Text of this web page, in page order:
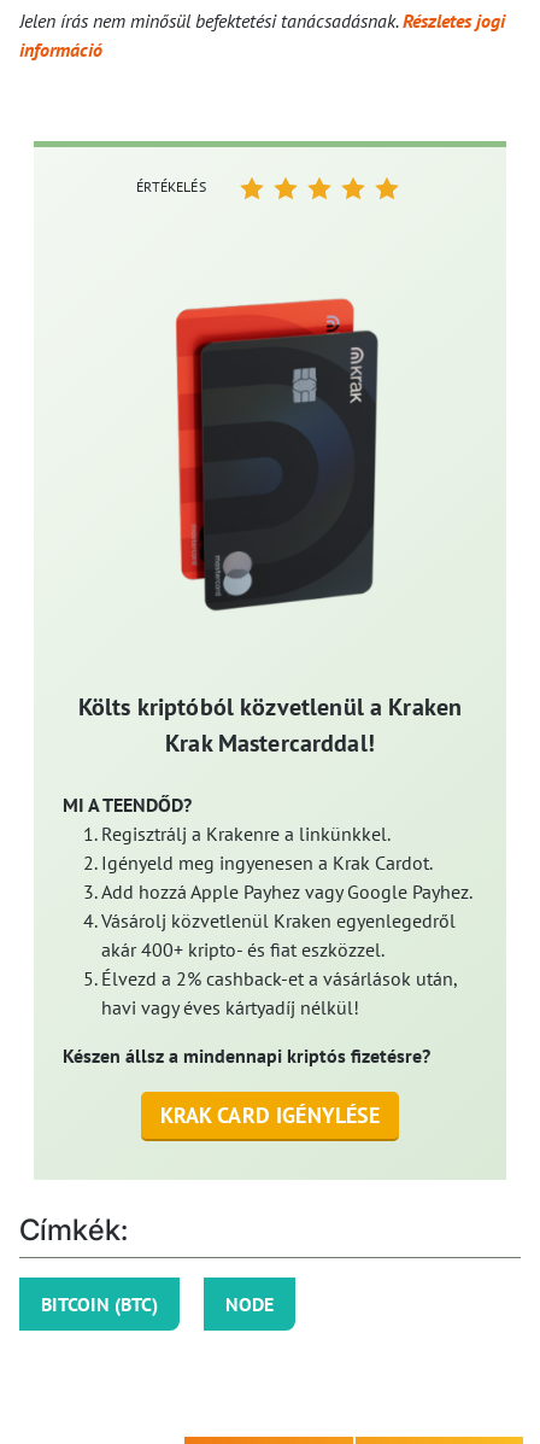
Jelen írás nem minősül befektetési tanácsadásnak.Részletes jogi
információ
Költs kriptóból közvetlenül a Kraken
Krak Mastercarddal!
MI A TEENDŐD?
Regisztrálj a Krakenre a linkünkkel.
Igényeld meg ingyenesen a Krak Cardot.
Add hozzá Apple Payhez vagy Google Payhez.
Vásárolj közvetlenül Kraken egyenlegedről
akár 400+ kripto- és fiat eszközzel.
Élvezd a 2% cashback-et a vásárlások után,
havi vagy éves kártyadíj nélkül!
Készen állsz a mindennapi kriptós fizetésre?
KRAK CARD IGÉNYLÉSE
ÉRTÉKELÉS
Címkék:
BITCOIN (BTC) NODE